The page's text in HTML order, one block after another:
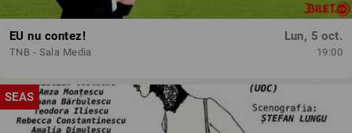
EU nu contez!
TNB - Sala Media
Lun, 5 oct.
19:00
SEAS